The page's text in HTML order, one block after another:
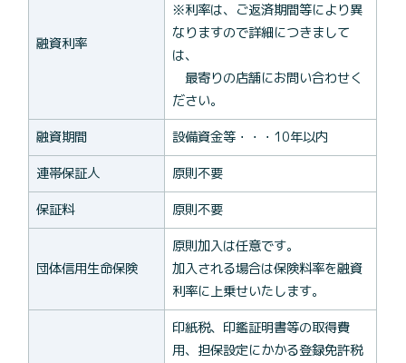
融資利率
※利率は、ご返済期間等により異
なりますので詳細につきまして
は、
最寄りの店舗にお問い合わせく
ださい。
融資期間
設備資金等・・・10年以内
連帯保証人
原則不要
保証料
原則不要
団体信用生命保険
原則加入は任意です。
加入される場合は保険料率を融資
利率に上乗せいたします。
印紙税、印鑑証明書等の取得費
用、担保設定にかかる登録免許税